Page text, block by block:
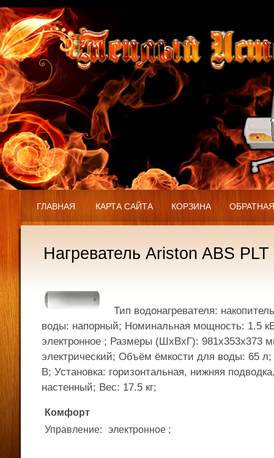
ГЛАВНАЯ КАРТА САЙТА КОРЗИНА
Нагреватель Ariston ABS
Тип водонагревателя:
воды: напорный; Номинальная мощность: 1.5
электронное ; Размеры (ШхВхГ): 981x353x373
электрический; Объём ёмкости для воды: 65
В; Установка: горизонтальная, нижняя
настенный; Вес: 17.5 кг;
Комфорт
Управление: электронное ;